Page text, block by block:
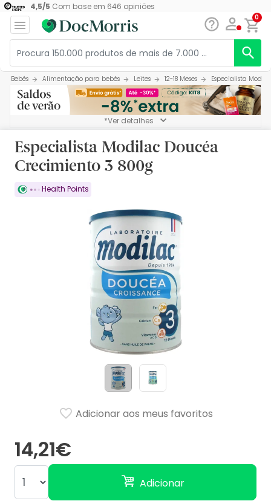
4,5/5 Com base em 646 opiniões
0
Bebés Alimentação para bebés Leites 12-18 Meses Especialista
*Ver detalhes
Especialista Modilac Doucéa
Crecimiento 3 800g
Health Points
14,21€
Adicionar
Adicionar aos meus favoritos